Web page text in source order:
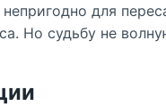
для
Но судьбу не